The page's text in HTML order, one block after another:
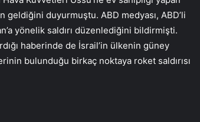
duyurmuştu. ABD medyası, ABD’li
yönelik saldırı düzenlediğini bildirmişti.
haberinde de İsrail’in ülkenin güney
bulunduğu birkaç noktaya roket saldırısı